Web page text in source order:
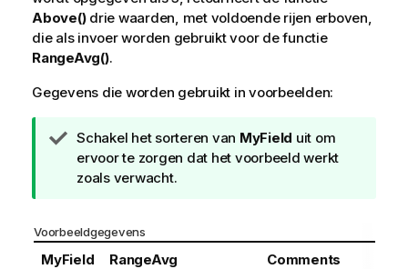
Above()drie waarden, met voldoende rijen erboven,
die als invoer worden gebruikt voor de functie
RangeAvg().
Gegevens die worden gebruikt in voorbeelden:
T
i
p
Schakel het sorteren van MyField uit om
ervoor te zorgen dat het voorbeeld werkt
zoals verwacht.
Voorbeeldgegevens
MyField
RangeAvg
Comments